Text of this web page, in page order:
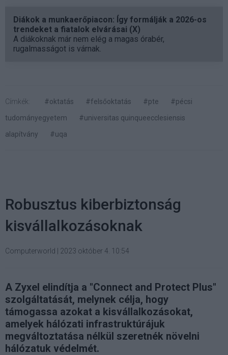
Diákok a munkaerőpiacon: Így formálják a 2026-os
trendeket a fiatalok elvárásai (X)
A diákoknak már nem elég a magas órabér,
rugalmasságot is várnak.
Címkék: #oktatás #felsőoktatás #pte
#pécsi
tudományegyetem
#universitas quinqueecclesiensis
alapítvány
#uqa
Robusztus kiberbiztonság
kisvállalkozásoknak
Computerworld 2023 október 4. 10:54
A Zyxel elindítja a "Connect and Protect Plus"
szolgáltatását, melynek célja, hogy
támogassa azokat a kisvállalkozásokat,
amelyek hálózati infrastruktúrájuk
megváltoztatása nélkül szeretnék növelni
hálózatuk védelmét.